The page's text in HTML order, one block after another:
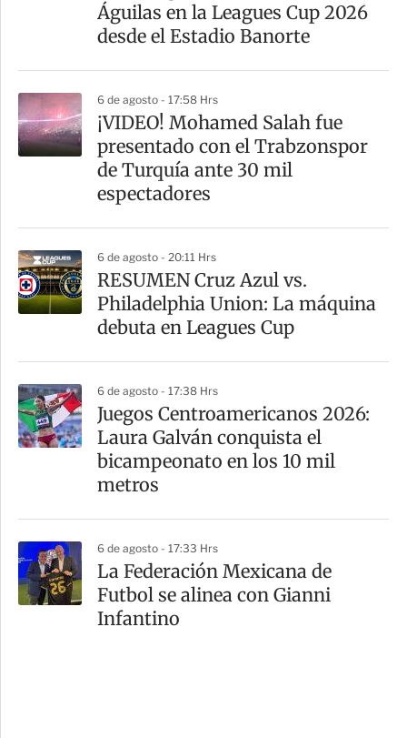
Águilas en la Leagues Cup 2026
desde el Estadio Banorte
6 de agosto - 17:58 Hrs
¡VIDEO! Mohamed Salah fue
presentado con el Trabzonspor
de Turquía ante 30 mil
espectadores
6 de agosto - 20:11 Hrs
RESUMEN Cruz Azul vs.
Philadelphia Union: La máquina
debuta en Leagues Cup
6 de agosto - 17:38 Hrs
Juegos Centroamericanos 2026:
Laura Galván conquista el
bicampeonato en los 10 mil
metros
6 de agosto - 17:33 Hrs
La Federación Mexicana de
Futbol se alinea con Gianni
Infantino